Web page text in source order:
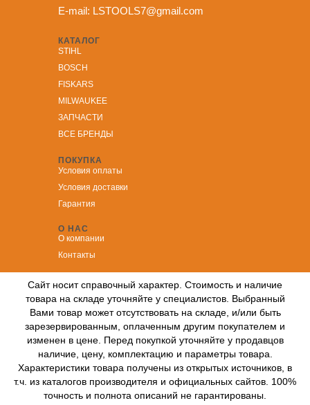
КАТАЛОГ
STIHL
BOSCH
FISKARS
MILWAUKEE
ЗАПЧАСТИ
ВСЕ БРЕНДЫ
ПОКУПКА
Условия оплаты
Условия доставки
Гарантия
О НАС
О компании
Контакты
E-mail: LSTOOLS7@gmail.com
Сайт носит справочный характер. Стоимость и наличие
товара на складе уточняйте у специалистов. Выбранный
Вами товар может отсутствовать на складе, и/или быть
зарезервированным, оплаченным другим покупателем и
изменен в цене. Перед покупкой уточняйте у продавцов
наличие, цену, комплектацию и параметры товара.
Характеристики товара получены из открытых источников, в
т.ч. из каталогов производителя и официальных сайтов. 100%
точность и полнота описаний не гарантированы.